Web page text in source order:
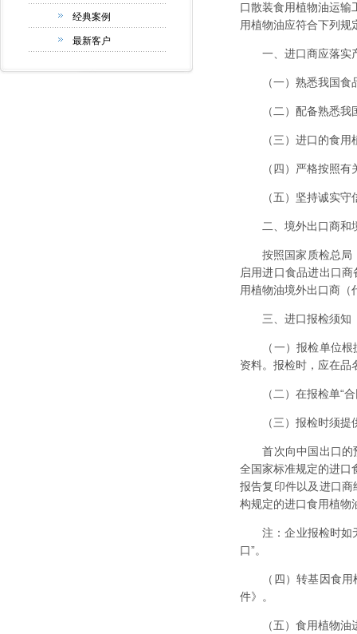
经典案例
最新客户
口散装食用植物油运输
用植物油应符合下列规
一、进口商应落实
（一）熟悉我国食
（二）配备熟悉我国
（三）进口的食用植
（四）严格按照有关
（五）坚持诚实守
二、境外出口商和
按照国家质检总局《
启用进口食品进出口
用植物油境外出口商（
三、进口报检须知
（一）报检单位根据
资料。报检时，应在品
（二）在报检单“合
（三）报检时须提
首次向中国出口的预
全国家标准规定的进口
报告复印件以及进口
构规定的进口食用植物
注：企业报检时如无
口”。
（四）转基因食用植
件》。
（五）食用植物油